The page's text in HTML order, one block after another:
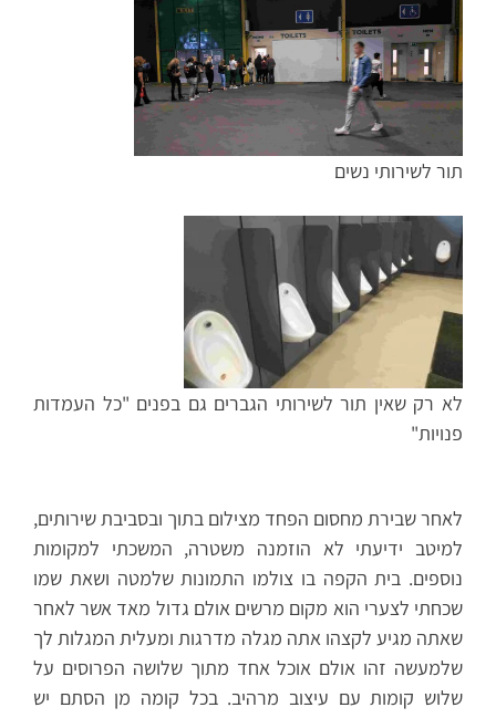
תור לשירותי נשים
לא רק שאין תור לשירותי הגברים גם בפנים "כל העמדות
פנויות"
לאחר שבירת מחסום הפחד מצילום בתוך ובסביבת שירותים,
למיטב ידיעתי לא הוזמנה משטרה, המשכתי למקומות
נוספים. בית הקפה בו צולמו התמונות שלמטה ושאת שמו
שכחתי לצערי הוא מקום מרשים אולם גדול מאד אשר לאחר
שאתה מגיע לקצהו אתה מגלה מדרגות ומעלית המגלות לך
שלמעשה זהו אולם אוכל אחד מתוך שלושה הפרוסים על
שלוש קומות עם עיצוב מרהיב. בכל קומה מן הסתם יש